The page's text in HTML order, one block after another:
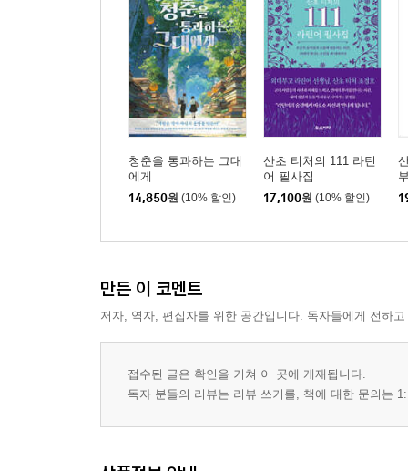
청춘을 통과하는 그대
에게
14,850원 (10% 할인)
산초 티처의 111 라틴
어 필사집
17,100원 (10% 할인)
만든 이 코멘트
저자, 역자, 편집자를 위한 공간입니다. 독자들에게 전하
접수된 글은 확인을 거쳐 이 곳에 게재됩니다.
독자 분들의 리뷰는 리뷰 쓰기를, 책에 대한 문의는